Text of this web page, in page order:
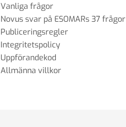
Vanliga frågor
Novus svar på ESOMARs 37 frågor
Publiceringsregler
Integritetspolicy
Uppförandekod
Allmänna villkor